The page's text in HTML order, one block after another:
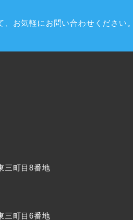
お気軽にお問い合わせください。
三町目8番地
三町目6番地